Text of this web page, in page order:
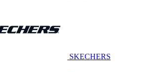
SKECHERS